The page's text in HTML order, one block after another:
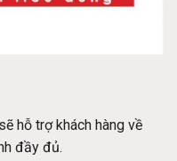
hỗ trợ khách hàng về
đầy đủ.